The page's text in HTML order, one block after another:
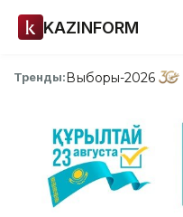
KAZINFORM
Тренды:Выборы-2026